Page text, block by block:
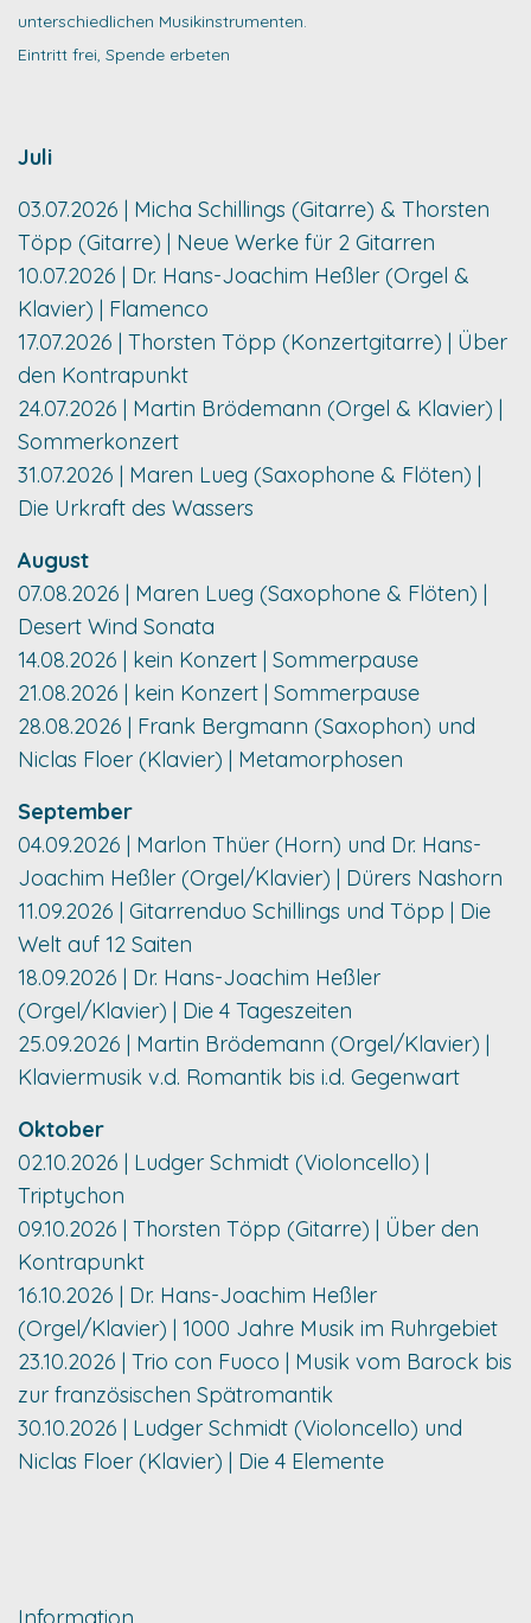
unterschiedlichen Musikinstrumenten.
Eintritt frei, Spende erbeten
Juli
03.07.2026 | Micha Schillings (Gitarre) & Thorsten
Töpp (Gitarre) | Neue Werke für 2 Gitarren
10.07.2026 | Dr. Hans-Joachim Heßler (Orgel &
Klavier) | Flamenco
17.07.2026 | Thorsten Töpp (Konzertgitarre) | Über
den Kontrapunkt
24.07.2026 | Martin Brödemann (Orgel & Klavier) |
Sommerkonzert
31.07.2026 | Maren Lueg (Saxophone & Flöten) |
Die Urkraft des Wassers
August
07.08.2026 | Maren Lueg (Saxophone & Flöten) |
Desert Wind Sonata
14.08.2026 | kein Konzert | Sommerpause
21.08.2026 | kein Konzert | Sommerpause
28.08.2026 | Frank Bergmann (Saxophon) und
Niclas Floer (Klavier) | Metamorphosen
September
04.09.2026 | Marlon Thüer (Horn) und Dr. Hans-
Joachim Heßler (Orgel/Klavier) | Dürers Nashorn
11.09.2026 | Gitarrenduo Schillings und Töpp | Die
Welt auf 12 Saiten
18.09.2026 | Dr. Hans-Joachim Heßler
(Orgel/Klavier) | Die 4 Tageszeiten
25.09.2026 | Martin Brödemann (Orgel/Klavier) |
Klaviermusik v.d. Romantik bis i.d. Gegenwart
Oktober
02.10.2026 | Ludger Schmidt (Violoncello) |
Triptychon
09.10.2026 | Thorsten Töpp (Gitarre) | Über den
Kontrapunkt
16.10.2026 | Dr. Hans-Joachim Heßler
(Orgel/Klavier) | 1000 Jahre Musik im Ruhrgebiet
23.10.2026 | Trio con Fuoco | Musik vom Barock bis
zur französischen Spätromantik
30.10.2026 | Ludger Schmidt (Violoncello) und
Niclas Floer (Klavier) | Die 4 Elemente